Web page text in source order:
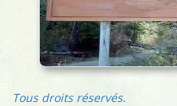
Tous droits réservés.